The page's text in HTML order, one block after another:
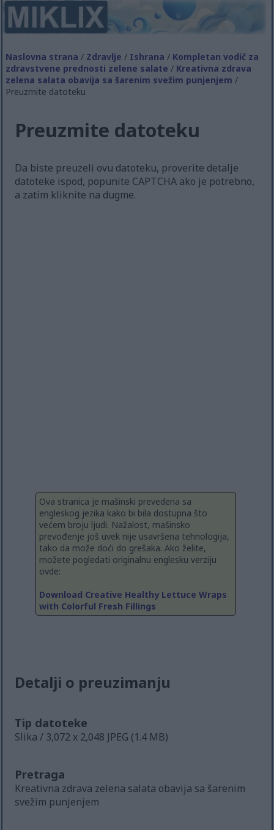
Naslovna strana / Zdravlje / Ishrana / Kompletan vodič za
zdravstvene prednosti zelene salate / Kreativna zdrava
zelena salata obavija sa šarenim svežim punjenjem /
Preuzmite datoteku
Preuzmite datoteku
Da biste preuzeli ovu datoteku, proverite detalje
datoteke ispod, popunite CAPTCHA ako je potrebno,
a zatim kliknite na dugme.
Ova stranica je mašinski prevedena sa
engleskog jezika kako bi bila dostupna što
većem broju ljudi. Nažalost, mašinsko
prevođenje još uvek nije usavršena tehnologija,
tako da može doći do grešaka. Ako želite,
možete pogledati originalnu englesku verziju
ovde:
Download Creative Healthy Lettuce Wraps
with Colorful Fresh Fillings
Detalji o preuzimanju
Tip datoteke
Slika / 3,072 x 2,048 JPEG (1.4 MB)
Pretraga
Kreativna zdrava zelena salata obavija sa šarenim
svežim punjenjem